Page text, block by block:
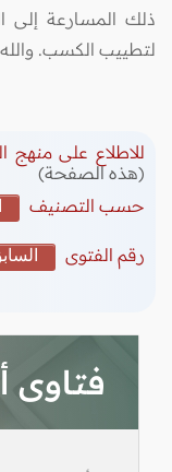
ذلك المسارعة إلى
لتطييب الكسب. والله
للاطلاع على منهج
(هذه الصفحة)
حسب التصنيف
رقم الفتوى
فتاوى